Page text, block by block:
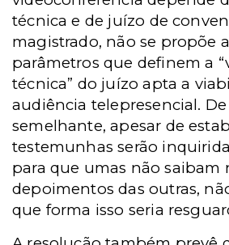
técnica e de juízo de
magistrado, não se propõe
parâmetros que definem a
técnica” do juízo apta a
audiência telepresencial.
semelhante, apesar de
testemunhas serão
para que umas não saibam
depoimentos das outras,
que forma isso seria